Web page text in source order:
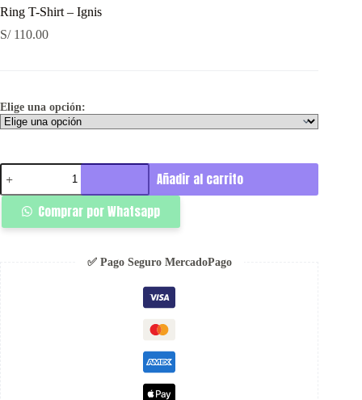
Ring T-Shirt – Ignis
S/110.00
Elige una opción:
Ring
T-
Shirt
Ignis
Añadir al carrito
Comprar por Whatsapp
✅ Pago Seguro MercadoPago